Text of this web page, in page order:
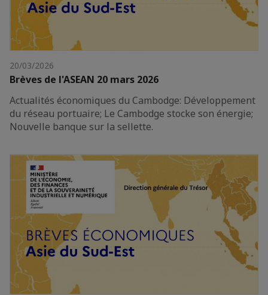
20/03/2026
Brèves de l'ASEAN 20 mars 2026
Actualités économiques du Cambodge: Développement
du réseau portuaire; Le Cambodge stocke son énergie;
Nouvelle banque sur la sellette.